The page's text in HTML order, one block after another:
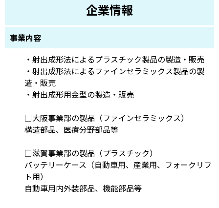
企業情報
事業内容
・射出成形法によるプラスチック製品の製造・販売
・射出成形法によるファインセラミックス製品の製
造・販売
・射出成形用金型の製造・販売
□大阪事業部の製品（ファインセラミックス）
構造部品、医療分野部品等
□滋賀事業部の製品（プラスチック）
バッテリーケース（自動車用、産業用、フォークリフ
ト用）
自動車用内外装部品、機能部品等